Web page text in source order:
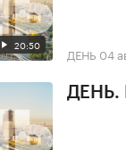
20:50 ДЕНЬ 04
ДЕНЬ.